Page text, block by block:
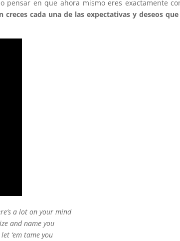
en que ahora mismo eres exactamente
creces cada una de las expectativas y deseos
a lot on your mind
and name you
‘em tame you